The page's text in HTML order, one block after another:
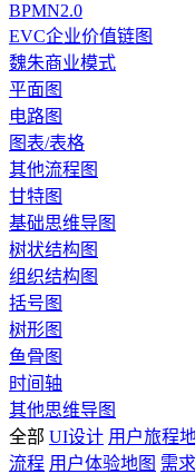
BPMN2.0
EVC企业价值链图
魏朱商业模式
平面图
电路图
图表/表格
其他流程图
甘特图
基础思维导图
树状结构图
组织结构图
括号图
树形图
鱼骨图
时间轴
其他思维导图
全部 UI设计 用户旅程
流程 用户体验地图 需